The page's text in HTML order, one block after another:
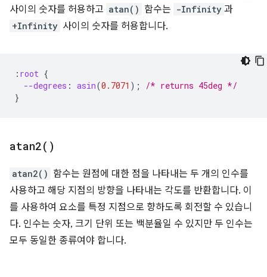
사이의 숫자를 허용하고 atan() 함수는 -Infinity 과
+Infinity 사이의 숫자를 허용합니다.
: root {
--degrees : asin(0.7071 );
/* returns 45deg */
}
atan2( )
atan2() 함수는 원점에 대한 점을 나타내는 두 개의 인수를
사용하고 해당 지점의 방향을 나타내는 각도를 반환합니다. 이
를 사용하여 요소를 특정 지점으로 향하도록 회전할 수 있습니
다. 인수는 숫자, 크기 단위 또는 백분율일 수 있지만 두 인수는
모두 동일한 종류여야 합니다.